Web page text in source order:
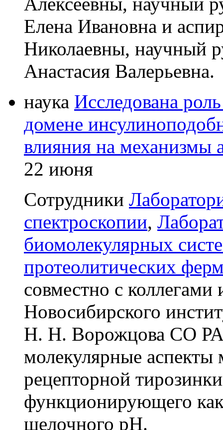
Елена Ивановна и
Николаевны, научный
Анастасия Валерьевна.
наука Исследована
домене
влияния на механизмы
22 июня
Сотрудники
спектроскопии,
биомолекулярных
протеолитических
совместно с
Новосибирского
Н. Н. Ворожцова СО
молекулярные аспекты
рецепторной
функционирующего
щелочного pH.